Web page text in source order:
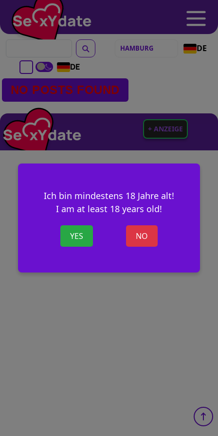
DE
DE
Ich bin mindestens 18 Jahre alt!
I am at least 18 years old!
YES NO
NO POSTS FOUND
+ ANZEIGE